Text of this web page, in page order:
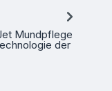
Mundpflege
der